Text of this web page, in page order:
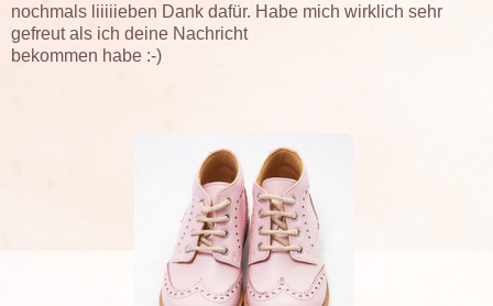
nochmals liiiiieben Dank dafür. Habe mich wirklich sehr
gefreut als ich deine Nachricht
bekommen habe :-)